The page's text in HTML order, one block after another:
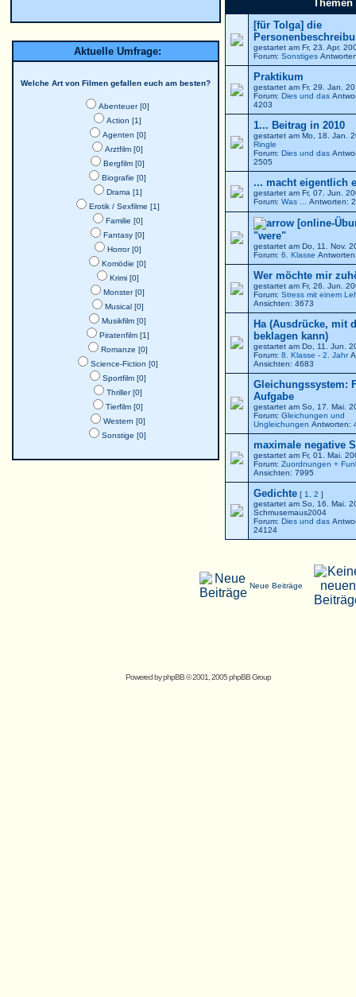
Aktuelle Umfrage:
Welche Art von Filmen gefallen euch am besten?
Abenteuer [0]
Action [1]
Agenten [0]
Arztfilm [0]
Bergfilm [0]
Biografie [0]
Drama [1]
Erotik / Sexfilme [1]
Familie [0]
Fantasy [0]
Horror [0]
Komödie [0]
Krimi [0]
Monster [0]
Musical [0]
Musikfilm [0]
Piratenfilm [1]
Romanze [0]
Science-Fiction [0]
Sportfilm [0]
Thriller [0]
Tierfilm [0]
Western [0]
Sonstige [0]
Themen
[für Tolga] die
gestartet am Fr, 23. Apr.
Forum: Sonstiges
Praktikum
gestartet am Fr, 29. Jan.
Forum: Dies und das
4203
1... Beitrag in 2010
gestartet am Mo, 18. Jan.
Ringle
Forum: Dies und das
2505
... macht eigentlich
gestartet am Fr, 07. Jun.
Forum: Was ... Antworten:
[online-
"were"
gestartet am Do, 11. Nov.
Forum: 6. Klasse
Wer möchte mir
gestartet am Fr, 26. Jun.
Forum: Stress mit einem
Ansichten: 3673
Ha (Ausdrücke, mit
beklagen kann)
gestartet am Do, 11. Jun.
Forum: 8. Klasse - 2. Jahr
Ansichten: 4683
Gleichungssystem:
Aufgabe
gestartet am So, 17. Mai.
Forum: Gleichungen und
Ungleichungen Antworten:
maximale negative
gestartet am Fr, 01. Mai.
Forum: Zuordnungen +
Ansichten: 7995
Gedichte [ 1 2 ]
gestartet am So, 16. Mai.
Schmusemaus2004
Forum: Dies und das
24124
Neue Beiträge
Powered byphpBB© 2001, 2005 phpBB Group